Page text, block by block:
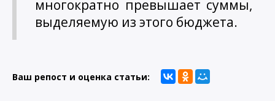
многократно превышает суммы,
выделяемую из этого бюджета.
Ваш репост и оценка статьи: